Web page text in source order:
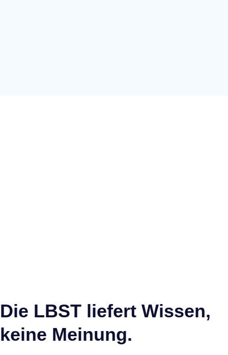
Die LBST liefert Wissen,
keine Meinung.